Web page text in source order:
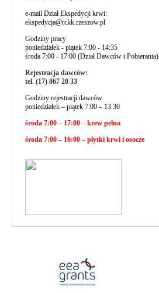
e-mail Dział Ekspedycji krwi:
ekspedycja@rckk.rzeszow.pl
Godziny pracy
poniedziałek - piątek 7:00 - 14:35
środa 7:00 - 17:00 (Dział Dawców i Pobierania)
Rejestracja dawców:
tel. (17) 867 20 33
Godziny rejestracji dawców
poniedziałek – piątek 7:00 – 13:30
środa 7:00 – 17:00 – krew pełna
środa 7:00 – 16:00 – płytki krwi i osocze